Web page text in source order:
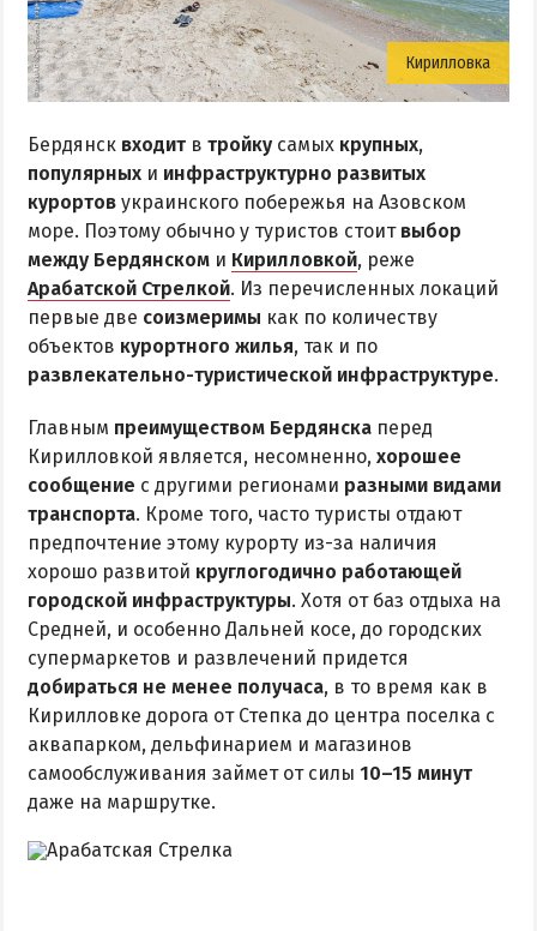
Кирилловка
Бердянск входит в тройку самых крупных,
популярных и инфраструктурно развитых
курортов украинского побережья на Азовском
море. Поэтому обычно у туристов стоит выбор
между Бердянском и Кирилловкой, реже
Арабатской Стрелкой. Из перечисленных локаций
первые две соизмеримы как по количеству
объектов курортного жилья, так и по
развлекательно-туристической инфраструктуре.
Главным преимуществом Бердянска перед
Кирилловкой является, несомненно, хорошее
сообщение с другими регионами разными видами
транспорта. Кроме того, часто туристы отдают
предпочтение этому курорту из-за наличия
хорошо развитой круглогодично работающей
городской инфраструктуры. Хотя от баз отдыха на
Средней, и особенно Дальней косе, до городских
супермаркетов и развлечений придется
добираться не менее получаса, в то время как в
Кирилловке дорога от Степка до центра поселка с
аквапарком, дельфинарием и магазинов
самообслуживания займет от силы 10–15 минут
даже на маршрутке.